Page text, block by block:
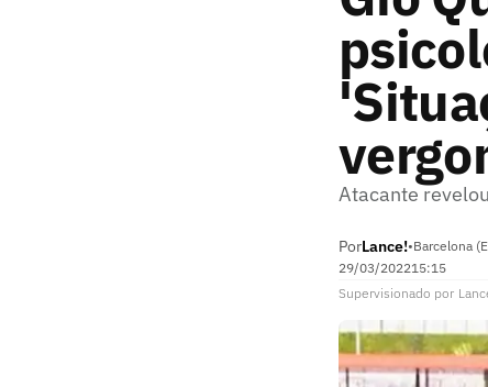
Atacante
PorLance!•Barcelona
29/03/202215:15
Supervisionado por